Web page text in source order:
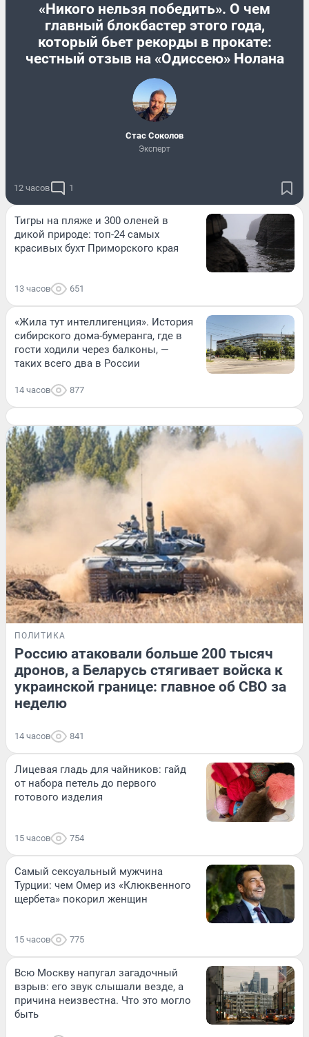
«Никого нельзя победить». О чем
главный блокбастер этого года,
который бьет рекорды в прокате:
честный отзыв на «Одиссею» Нолана
Стас Соколов
Эксперт
12 часов 1
Тигры на пляже и 300 оленей в
дикой природе: топ-24 самых
красивых бухт Приморского края
13 часов 651
«Жила тут интеллигенция». История
сибирского дома-бумеранга, где в
гости ходили через балконы, —
таких всего два в России
14 часов 877
ПОЛИТИКА
Россию атаковали больше 200 тысяч
дронов, а Беларусь стягивает войска к
украинской границе: главное об СВО за
неделю
14 часов 841
Лицевая гладь для чайников: гайд
от набора петель до первого
готового изделия
15 часов 754
Самый сексуальный мужчина
Турции: чем Омер из «Клюквенного
щербета» покорил женщин
15 часов 775
Всю Москву напугал загадочный
взрыв: его звук слышали везде, а
причина неизвестна. Что это могло
быть